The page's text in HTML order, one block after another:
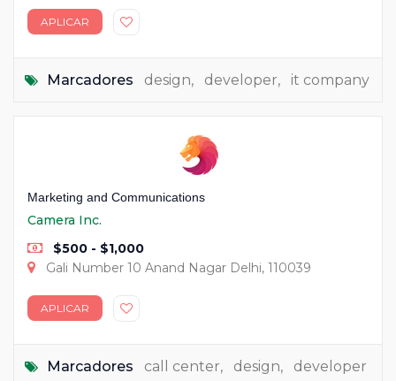
APLICAR
Marcadores design, developer, it company
Marketing and Communications
Camera Inc.
$500 - $1,000
Gali Number 10 Anand Nagar Delhi, 110039
APLICAR
Marcadores call center, design, developer